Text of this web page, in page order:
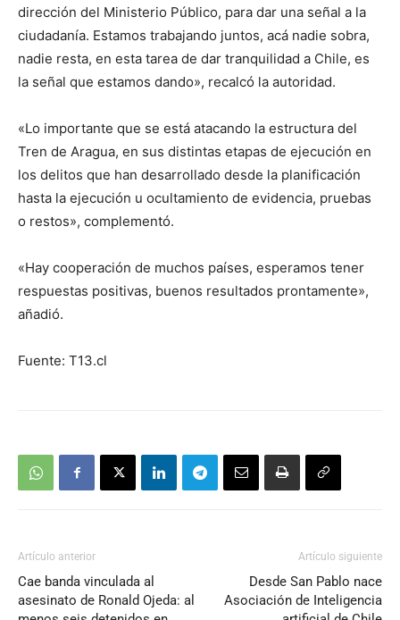
dirección del Ministerio Público, para dar una señal a la
ciudadanía. Estamos trabajando juntos, acá nadie sobra,
nadie resta, en esta tarea de dar tranquilidad a Chile, es
la señal que estamos dando», recalcó la autoridad.
«Lo importante que se está atacando la estructura del
Tren de Aragua, en sus distintas etapas de ejecución en
los delitos que han desarrollado desde la planificación
hasta la ejecución u ocultamiento de evidencia, pruebas
o restos», complementó.
«Hay cooperación de muchos países, esperamos tener
respuestas positivas, buenos resultados prontamente»,
añadió.
Fuente: T13.cl
Artículo anterior
Cae banda vinculada al
asesinato de Ronald Ojeda: al
Artículo siguiente
Desde San Pablo nace
Asociación de Inteligencia